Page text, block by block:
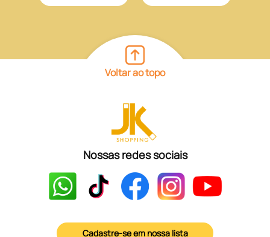
Voltar ao topo
Nossas redes sociais
Cadastre-se em nossa lista